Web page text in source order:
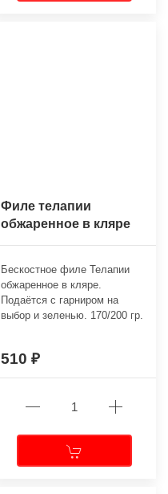
Филе телапии
обжаренное в кляре
Бескостное филе Телапии
обжаренное в кляре.
Подаётся с гарниром на
выбор и зеленью. 170/200 гр.
510